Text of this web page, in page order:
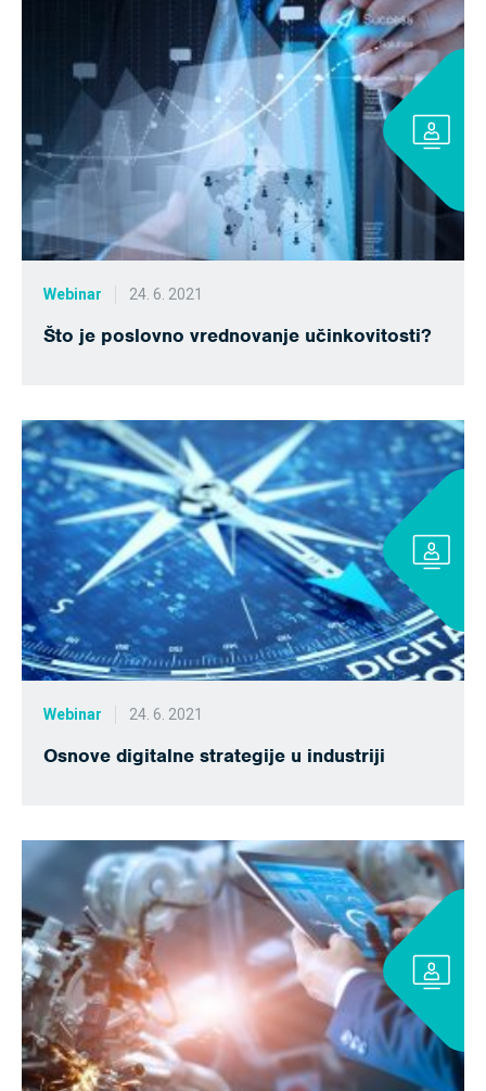
Webinar 24. 6. 2021
Što je poslovno vrednovanje učinkovitosti?
Webinar 24. 6. 2021
Osnove digitalne strategije u industriji